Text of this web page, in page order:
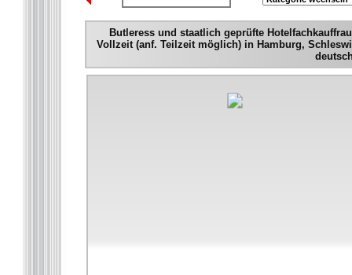
Butleress und staatlich geprüfte
Vollzeit (anf. Teilzeit möglich) in Hamburg,